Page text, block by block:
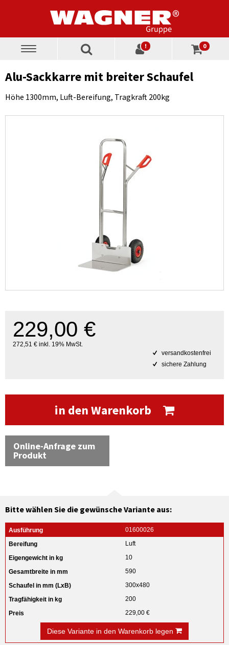
Toggle
! 0
Alu-Sackkarre mit breiter Schaufel
Höhe 1300mm, Luft-Bereifung, Tragkraft 200kg
229,00 €
272,51 € inkl. 19% MwSt.
versandkostenfrei
sichere Zahlung
in den Warenkorb
Online-Anfrage zum
Produkt
Bitte wählen Sie die gewünsche Variante aus:
01600026
Luft
10
590
300x480
200
229,00 €
Diese Variante in den Warenkorb legen